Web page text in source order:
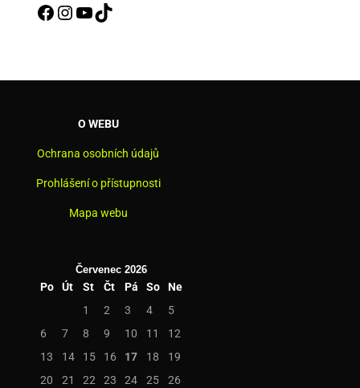
Facebook
Instagram
YouTube
TikTok
O WEBU
Ochrana osobních údajů
Prohlášení o přístupnosti
Mapa webu
Červenec 2026
Po Út St Čt Pá So
Ne
1
2 3 4
5
6
7 8 9 10 11
12
13
14 15 16 17 18
19
20
21 22 23 24 25
26